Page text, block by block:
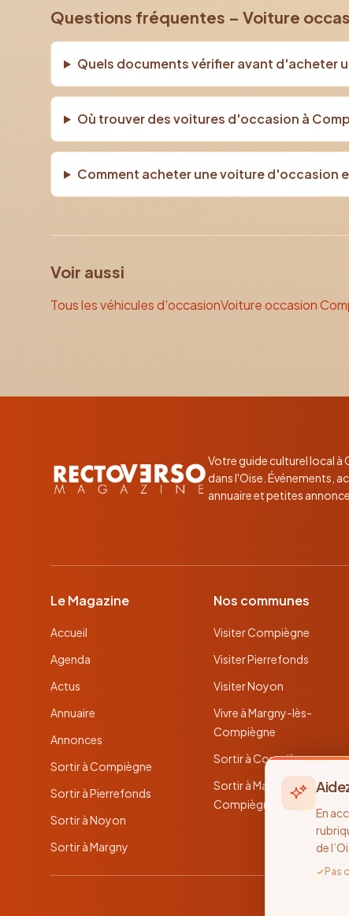
Questions fréquentes – Voiture
Quels documents vérifier avant d'acheter
Où trouver des voitures d'occasion à
Comment acheter une voiture d'occasion
Voir aussi
Tous les véhicules d'occasionVoiture occasion
Votre guide culturel local à
dans l'Oise. Événements,
annuaire et petites
Le Magazine
Accueil
Agenda
Actus
Annuaire
Annonces
Sortir à Compiègne
Sortir à Pierrefonds
Sortir à Noyon
Sortir à Margny
Nos communes
Visiter Compiègne
Visiter Pierrefonds
Visiter Noyon
Vivre à Margny-lès-
Compiègne
Sortir à Compiègne
Sortir à Margny-lès-
Compiègne
En
de
✓ Pas